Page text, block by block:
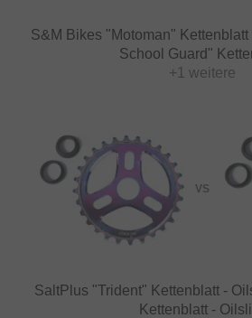
S&M Bikes "Motoman" Kettenblatt
School Guard"
+1 weitere
VS
SaltPlus "Trident" Kettenblatt -
Kettenblatt -